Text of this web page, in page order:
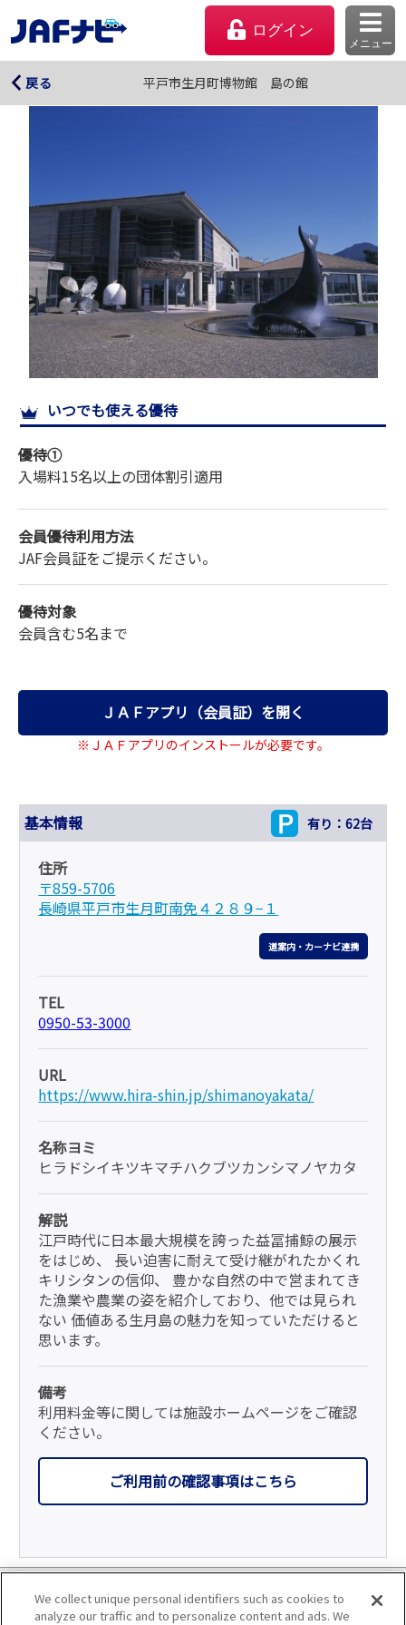
ログイン
メニュー
マイページ
会員優待のご利用方法
サイトマップ
戻る 平戸市生月町博物館 島の館
平戸市生月町博物館 島の館
いつでも使える優待
優待①
入場料15名以上の団体割引適用
会員優待利用方法
JAF会員証をご提示ください。
優待対象
会員含む5名まで
ＪＡＦアプリ（会員証）を開く
※ＪＡＦアプリのインストールが必要です。
基本情報 有り：62台
住所
〒859-5706
長崎県平戸市生月町南免４２８９−１
道案内・カーナビ連携
TEL
0950-53-3000
URL
https://www.hira-shin.jp/shimanoyakata/
名称ヨミ
ヒラドシイキツキマチハクブツカンシマノヤカタ
解説
江戸時代に日本最大規模を誇った益冨捕鯨の展示
をはじめ、 長い迫害に耐えて受け継がれたかくれ
キリシタンの信仰、 豊かな自然の中で営まれてき
た漁業や農業の姿を紹介しており、他では見られ
ない 価値ある生月島の魅力を知っていただけると
思います。
備考
利用料金等に関しては施設ホームページをご確認
ください。
ご利用前の確認事項はこちら
We collect unique personal identifiers such as cookies to
analyze our traffic and to personalize content and ads. We